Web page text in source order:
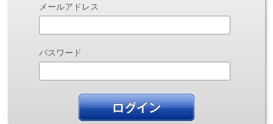
メールアドレス
パスワード